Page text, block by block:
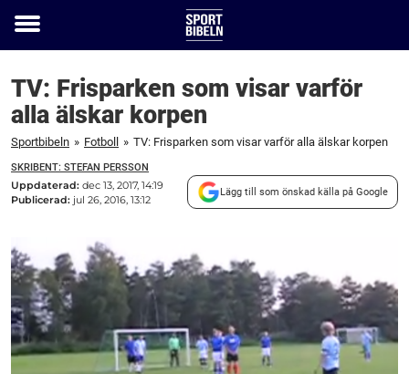
Toggle
TV: Frisparken som visar varför
alla älskar korpen
Sportbibeln » Fotboll » TV: Frisparken som visar varför alla älskar korpen
SKRIBENT: STEFAN PERSSON
Uppdaterad: dec 13, 2017, 14:19
Publicerad: jul 26, 2016, 13:12
Lägg till som önskad källa på Google